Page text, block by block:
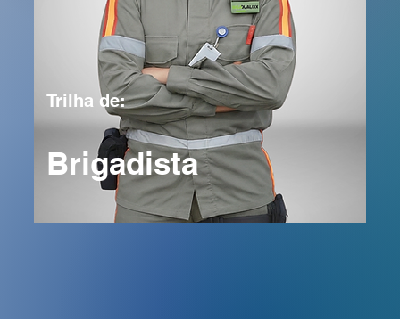
Brigadista
Trilha de: